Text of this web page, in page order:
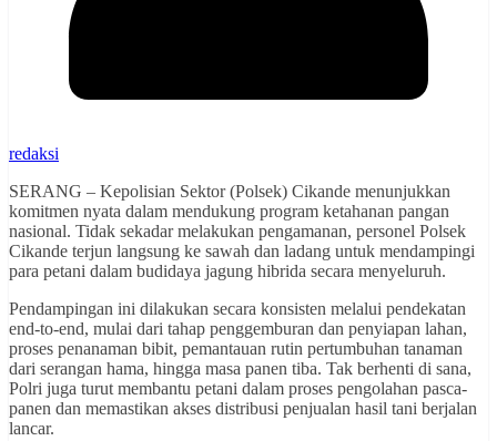
redaksi
SERANG – Kepolisian Sektor (Polsek) Cikande menunjukkan
komitmen nyata dalam mendukung program ketahanan pangan
nasional. Tidak sekadar melakukan pengamanan, personel Polsek
Cikande terjun langsung ke sawah dan ladang untuk mendampingi
para petani dalam budidaya jagung hibrida secara menyeluruh.
Pendampingan ini dilakukan secara konsisten melalui pendekatan
end-to-end, mulai dari tahap penggemburan dan penyiapan lahan,
proses penanaman bibit, pemantauan rutin pertumbuhan tanaman
dari serangan hama, hingga masa panen tiba. Tak berhenti di sana,
Polri juga turut membantu petani dalam proses pengolahan pasca-
panen dan memastikan akses distribusi penjualan hasil tani berjalan
lancar.